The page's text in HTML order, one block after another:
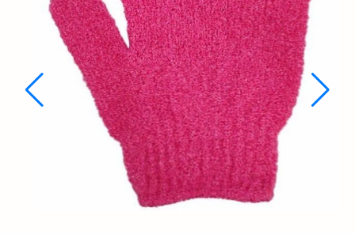
Sachet organza écru 12x15cm